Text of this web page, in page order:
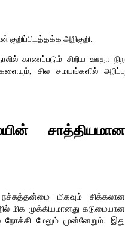
அறிகுறி.
காணப்படும் சிறிய ஊதா நிற
சில சமயங்களில் அரிப்பு
சாத்தியமான
நச்சுத்தன்மை மிகவும் சிக்கலான
மிக முக்கியமானது கடுமையான
மேலும் முன்னேறும். இது